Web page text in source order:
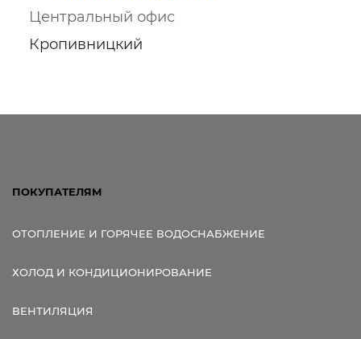
Центральный офис
Кропивницкий
ПОКУПАТЕЛЯМ
ОТОПЛЕНИЕ И ГОРЯЧЕЕ ВОДОСНАБЖЕНИЕ
ХОЛОД И КОНДИЦИОНИРОВАНИЕ
ВЕНТИЛЯЦИЯ